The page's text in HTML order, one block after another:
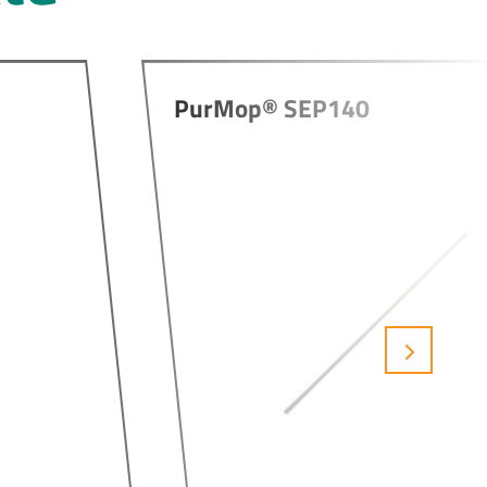
PurMop® SEP140